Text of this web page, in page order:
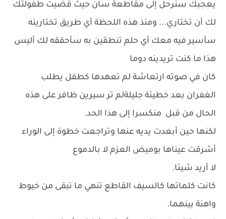
يعجبك سنرحل إلى مقاطعة سان حيث قضيت طفولتك
لك أن تختاري... ومنذ هذه اللحظة أي طريق تختارينه
سأسير فيه معك أي حلم تنطقين به سأحققه لك أليس
هذا ما كنت تريدينه دوما
كان في صوته ارتعاشة لم تعهدها كطفل يطلب
الغفران بعد خطيئة جليلةلم تر سيرين ظافر على هذه
الحال من قبل منكسرا إلى هذا الحد.
لكنها حين أبعدت يديه عنها وتراجعت خطوة إلى الوراء
أشرقت عيناها بوميض العزم لا بالدموع
لا أريد شيئا.
كانت كلماتها كالسيف القاطع تنهي ما تبقى من خيوط
واهنة بينهما.